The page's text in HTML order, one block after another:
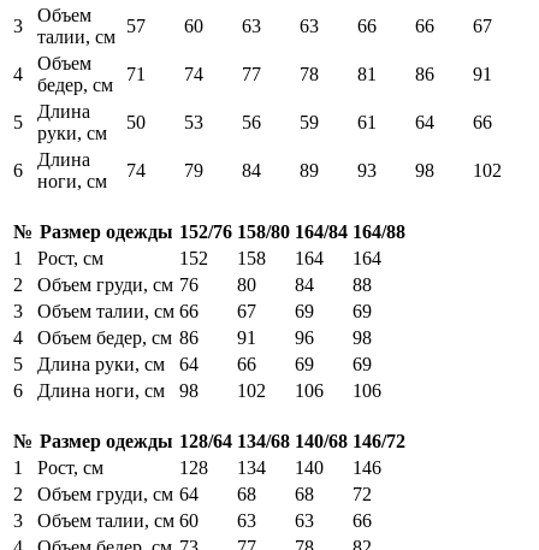
3
Объем
талии, см
57 60 63 63 66 66 67
4
Объем
бедер, см
71 74 77 78 81 86 91
5
Длина
руки, см
50 53 56 59 61 64 66
6
Длина
ноги, см
74 79 84 89 93 98 102
№ Размер одежды 152/76 158/80 164/84 164/88
1
Рост, см 152 158 164
164
2
Объем груди, см 76 80 84
88
3
Объем талии, см 66 67 69
69
4
Объем бедер, см 86 91 96
98
5
Длина руки, см 64 66 69
69
6
Длина ноги, см 98 102 106 106
№ Размер одежды 128/64 134/68 140/68 146/72
1
Рост, см 128 134 140
146
2
Объем груди, см 64 68 68
72
3
Объем талии, см 60 63 63
66